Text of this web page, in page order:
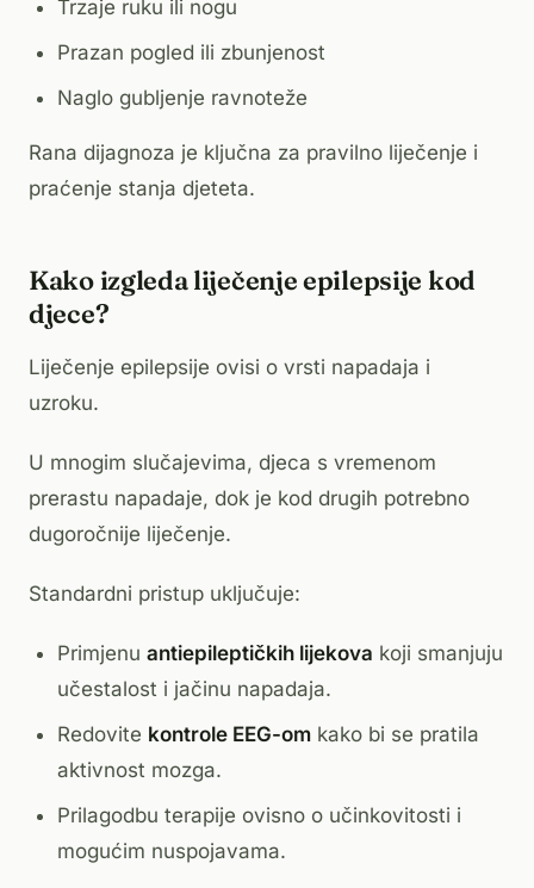
Trzaje ruku ili nogu
Prazan pogled ili zbunjenost
Naglo gubljenje ravnoteže
Rana dijagnoza je ključna za pravilno liječenje i
praćenje stanja djeteta.
Kako izgleda liječenje epilepsije kod
djece?
Liječenje epilepsije ovisi o vrsti napadaja i
uzroku.
U mnogim slučajevima, djeca s vremenom
prerastu napadaje, dok je kod drugih potrebno
dugoročnije liječenje.
Standardni pristup uključuje:
Primjenu antiepileptičkih lijekova koji smanjuju
učestalost i jačinu napadaja.
Redovite kontrole EEG-om kako bi se pratila
aktivnost mozga.
Prilagodbu terapije ovisno o učinkovitosti i
mogućim nuspojavama.